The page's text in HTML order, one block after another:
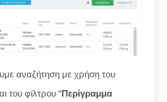
αναζήτηση με χρήση του
του φίλτρου “Περίγραμμα